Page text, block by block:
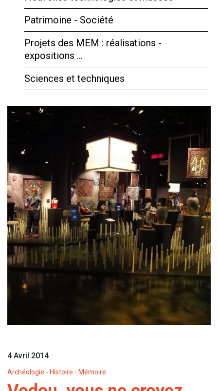
Patrimoine - Société
Projets des MEM : réalisations -
expositions …
Sciences et techniques
4 Avril 2014
Archéologie - Histoire - Mémoire